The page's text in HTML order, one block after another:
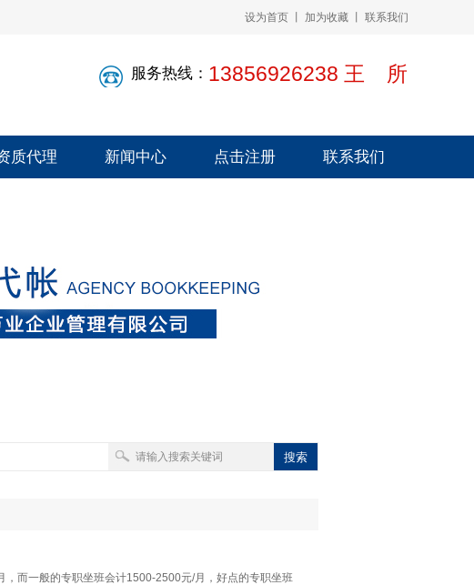
设为首页 丨 加为收藏 丨 联系我们
服务热线： 13856926238 王 所
质代理 新闻中心 点击注册 联系我们
搜索
而一般的专职坐班会计1500-2500元/月，好点的专职坐班